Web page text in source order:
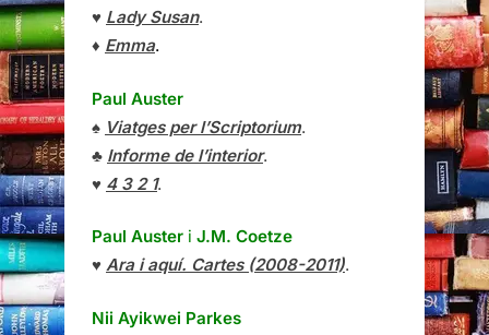
♥ Lady Susan.
♦ Emma.
Paul Auster
♠ Viatges per l’Scriptorium.
♣ Informe de l’interior.
♥ 4 3 2 1.
Paul Auster i J.M. Coetze
♥ Ara i aquí. Cartes (2008-2011).
Nii Ayikwei Parkes